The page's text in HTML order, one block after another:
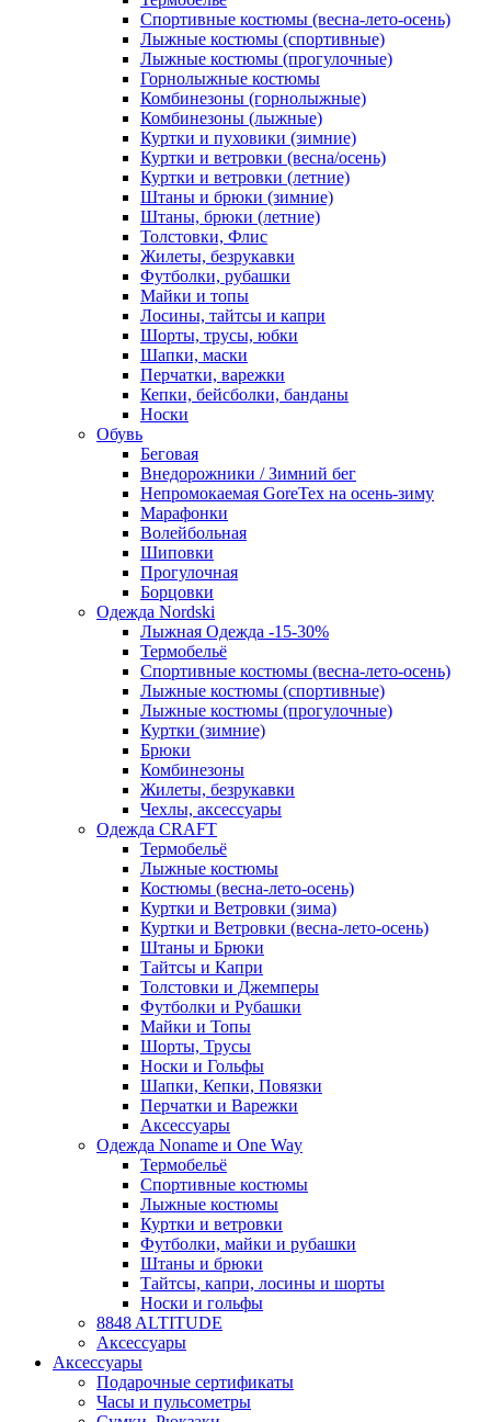
Спортивные костюмы (весна-лето-осень)
Лыжные костюмы (спортивные)
Лыжные костюмы (прогулочные)
Горнолыжные костюмы
Комбинезоны (горнолыжные)
Комбинезоны (лыжные)
Куртки и пуховики (зимние)
Куртки и ветровки (весна/осень)
Куртки и ветровки (летние)
Штаны и брюки (зимние)
Штаны, брюки (летние)
Толстовки, Флис
Жилеты, безрукавки
Футболки, рубашки
Майки и топы
Лосины, тайтсы и капри
Шорты, трусы, юбки
Шапки, маски
Перчатки, варежки
Кепки, бейсболки, банданы
Носки
Обувь
Беговая
Внедорожники / Зимний бег
Непромокаемая GoreTex на осень-зиму
Марафонки
Волейбольная
Шиповки
Прогулочная
Борцовки
Одежда Nordski
Лыжная Одежда -15-30%
Термобельё
Спортивные костюмы (весна-лето-осень)
Лыжные костюмы (спортивные)
Лыжные костюмы (прогулочные)
Куртки (зимние)
Брюки
Комбинезоны
Жилеты, безрукавки
Чехлы, аксессуары
Одежда CRAFT
Термобельё
Лыжные костюмы
Костюмы (весна-лето-осень)
Куртки и Ветровки (зима)
Куртки и Ветровки (весна-лето-осень)
Штаны и Брюки
Тайтсы и Капри
Толстовки и Джемперы
Футболки и Рубашки
Майки и Топы
Шорты, Трусы
Носки и Гольфы
Шапки, Кепки, Повязки
Перчатки и Варежки
Аксессуары
Одежда Noname и One Way
Термобельё
Спортивные костюмы
Лыжные костюмы
Куртки и ветровки
Футболки, майки и рубашки
Штаны и брюки
Тайтсы, капри, лосины и шорты
Носки и гольфы
8848 ALTITUDE
Аксессуары
Аксессуары
Подарочные сертификаты
Часы и пульсометры